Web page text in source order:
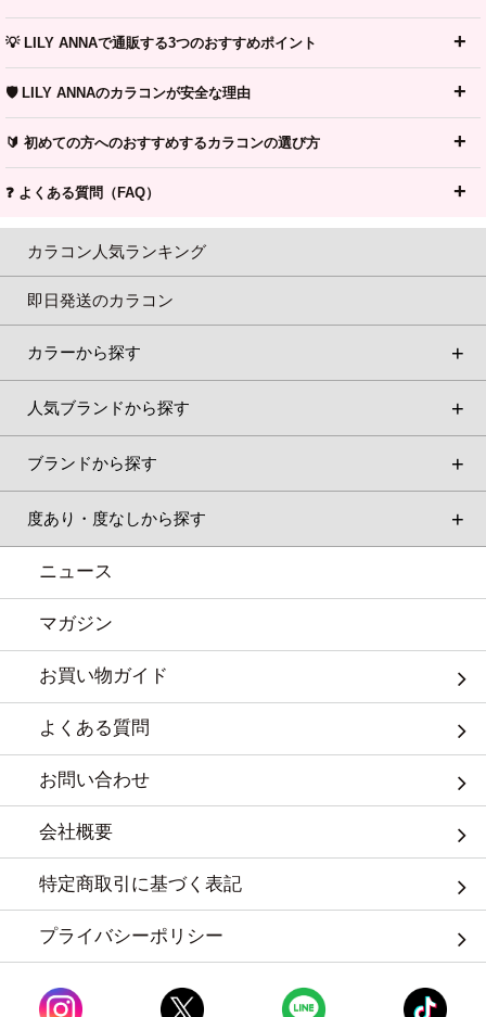
💡 LILY ANNAで通販する3つのおすすめポイント
🛡️ LILY ANNAのカラコンが安全な理由
🔰 初めての方へのおすすめするカラコンの選び方
❓ よくある質問（FAQ）
カラコン人気ランキング
即日発送のカラコン
カラーから探す
人気ブランドから探す
ブランドから探す
度あり・度なしから探す
ニュース
マガジン
お買い物ガイド
よくある質問
お問い合わせ
会社概要
特定商取引に基づく表記
プライバシーポリシー